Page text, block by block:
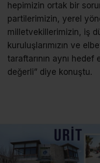
hepimizin ortak bir
partilerimizin, yerel
milletvekillerimizin, iş
kuruluşlarımızın ve
taraftarının aynı hedef
değerli” diye konuştu.